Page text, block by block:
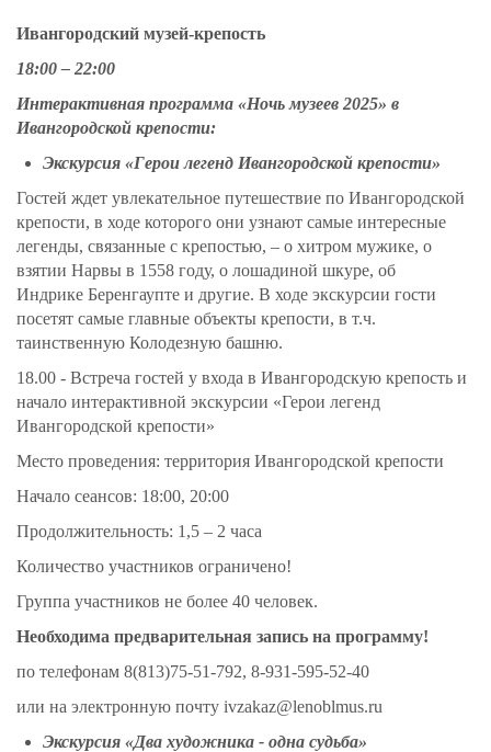
Ивангородский музей-крепость
18:00 – 22:00
Интерактивная программа «Ночь музеев 2025» в
Ивангородской крепости:
Экскурсия «Герои легенд Ивангородской крепости»
Гостей ждет увлекательное путешествие по Ивангородской
крепости, в ходе которого они узнают самые интересные
легенды, связанные с крепостью, – о хитром мужике, о
взятии Нарвы в 1558 году, о лошадиной шкуре, об
Индрике Беренгаупте и другие. В ходе экскурсии гости
посетят самые главные объекты крепости, в т.ч.
таинственную Колодезную башню.
18.00 - Встреча гостей у входа в Ивангородскую крепость и
начало интерактивной экскурсии «Герои легенд
Ивангородской крепости»
Место проведения: территория Ивангородской крепости
Начало сеансов: 18:00, 20:00
Продолжительность: 1,5 – 2 часа
Количество участников ограничено!
Группа участников не более 40 человек.
Необходима предварительная запись на программу!
по телефонам 8(813)75-51-792, 8-931-595-52-40
или на электронную почту ivzakaz@lenoblmus.ru
Экскурсия «Два художника - одна судьба»